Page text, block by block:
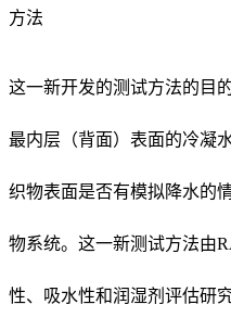
方法
这一新开发的测试方法的目
最内层（背面）表面的冷凝
织物表面是否有模拟降水的
物系统。这一新测试方法由
性、吸水性和润湿剂评估研